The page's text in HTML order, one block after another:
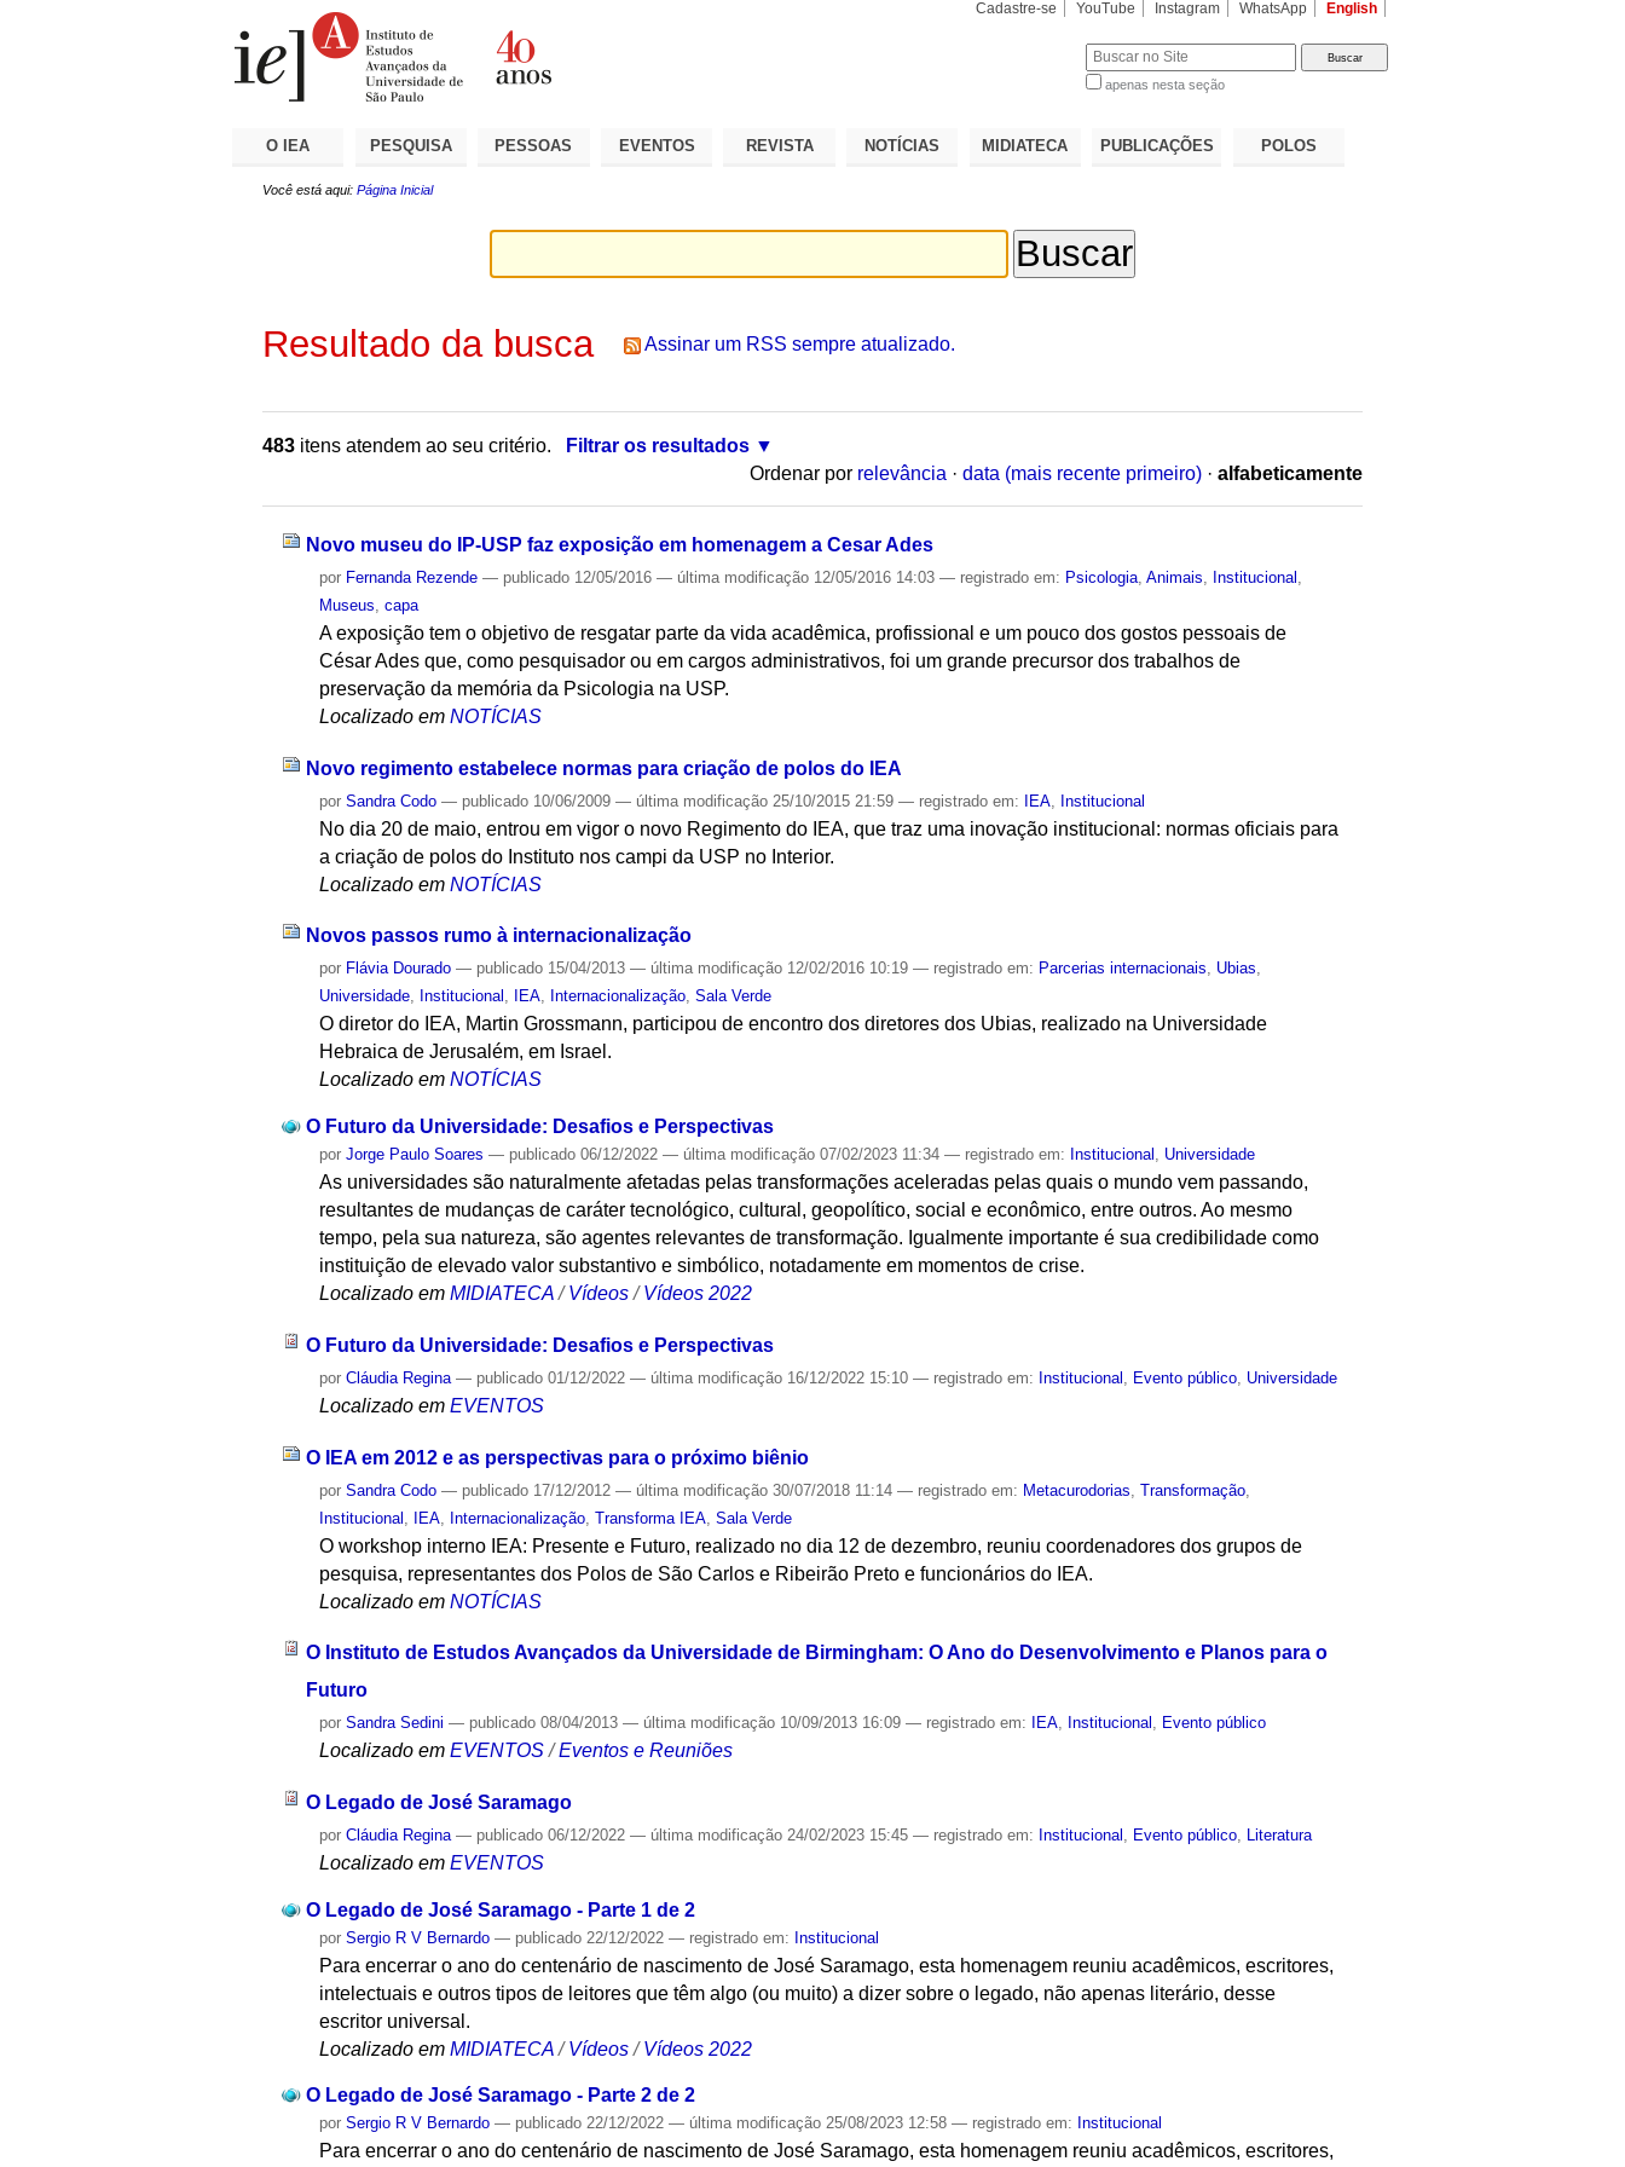
Cadastre-se YouTube Instagram WhatsApp English
apenas nesta seção
O IEA PESQUISA PESSOAS EVENTOS REVISTA NOTÍCIAS MIDIATECA PUBLICAÇÕES POLOS
Você está aqui: Página Inicial
Resultado da busca Assinar um RSS sempre atualizado.
483 itens atendem ao seu critério.
Filtrar os resultados
Ordenar por relevância · data (mais recente primeiro) · alfabeticamente
Novo museu do IP-USP faz exposição em homenagem a Cesar Ades
por Fernanda Rezende — publicado 12/05/2016— última modificação 12/05/2016 14:03— registrado em: Psicologia ,Animais Institucional
Museus ,capa
A exposição tem o objetivo de resgatar parte da vida acadêmica, profissional e um pouco dos gostos pessoais de
César Ades que, como pesquisador ou em cargos administrativos, foi um grande precursor dos trabalhos de
preservação da memória da Psicologia na USP.
Localizado em NOTÍCIAS
Novo regimento estabelece normas para criação de polos do IEA
porSandra Codo — publicado 10/06/2009— última modificação 25/10/2015 21:59— registrado em: IEA Institucional
No dia 20 de maio, entrou em vigor o novo Regimento do IEA, que traz uma inovação institucional: normas oficiais para
a criação de polos do Instituto nos campi da USP no Interior.
Localizado em NOTÍCIAS
Novos passos rumo à internacionalização
por Flávia Dourado — publicado 15/04/2013— última modificação 12/02/2016 10:19— registrado em: Parcerias internacionais, Ubias,
Universidade, Institucional , IEA, Internacionalização,Sala Verde
O diretor do IEA, Martin Grossmann, participou de encontro dos diretores dos Ubias, realizado na Universidade
Hebraica de Jerusalém, em Israel.
Localizado em NOTÍCIAS
O Futuro da Universidade: Desafios e Perspectivas
porJorge Paulo Soares — publicado 06/12/2022— última modificação 07/02/2023 11:34— registrado em: Institucional , Universidade
As universidades são naturalmente afetadas pelas transformações aceleradas pelas quais o mundo vem passando,
resultantes de mudanças de caráter tecnológico, cultural, geopolítico, social e econômico, entre outros. Ao mesmo
tempo, pela sua natureza, são agentes relevantes de transformação. Igualmente importante é sua credibilidade como
instituição de elevado valor substantivo e simbólico, notadamente em momentos de crise.
Localizado em MIDIATECA /Vídeos /Vídeos 2022
O Futuro da Universidade: Desafios e Perspectivas
porCláudia Regina — publicado 01/12/2022— última modificação 16/12/2022 15:10— registrado em: Institucional Evento público Universidade
Localizado em EVENTOS
O IEA em 2012 e as perspectivas para o próximo biênio
porSandra Codo — publicado 17/12/2012— última modificação 30/07/2018 11:14— registrado em: Metacurodorias ,Transformação
Institucional
IEA Internacionalização ,Transforma IEA ,Sala Verde
O workshop interno IEA: Presente e Futuro, realizado no dia 12 de dezembro, reuniu coordenadores dos grupos de
pesquisa, representantes dos Polos de São Carlos e Ribeirão Preto e funcionários do IEA.
Localizado em NOTÍCIAS
O Instituto de Estudos Avançados da Universidade de Birmingham: O Ano do Desenvolvimento e Planos para o
Futuro
porSandra Sedini — publicado 08/04/2013— última modificação 10/09/2013 16:09— registrado em: IEA, Institucional , Evento público
Localizado em EVENTOS /Eventos e Reuniões
O Legado de José Saramago
porCláudia Regina — publicado 06/12/2022— última modificação 24/02/2023 15:45— registrado em: Institucional Evento público Literatura
Localizado em EVENTOS
O Legado de José Saramago - Parte 1 de 2
porSergio R V Bernardo — publicado 22/12/2022— registrado em: Institucional
Para encerrar o ano do centenário de nascimento de José Saramago, esta homenagem reuniu acadêmicos, escritores,
intelectuais e outros tipos de leitores que têm algo (ou muito) a dizer sobre o legado, não apenas literário, desse
escritor universal.
Localizado em MIDIATECA /Vídeos /Vídeos 2022
O Legado de José Saramago - Parte 2 de 2
porSergio R V Bernardo — publicado 22/12/2022— última modificação 25/08/2023 12:58— registrado em: Institucional
Para encerrar o ano do centenário de nascimento de José Saramago, esta homenagem reuniu acadêmicos, escritores,